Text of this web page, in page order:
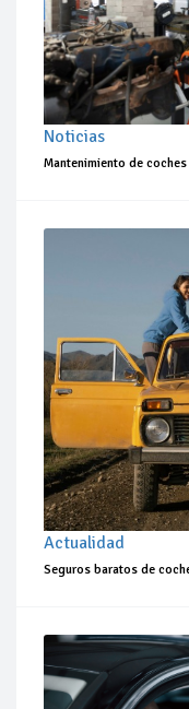
Noticias
Mantenimiento de
Actualidad
Seguros baratos de